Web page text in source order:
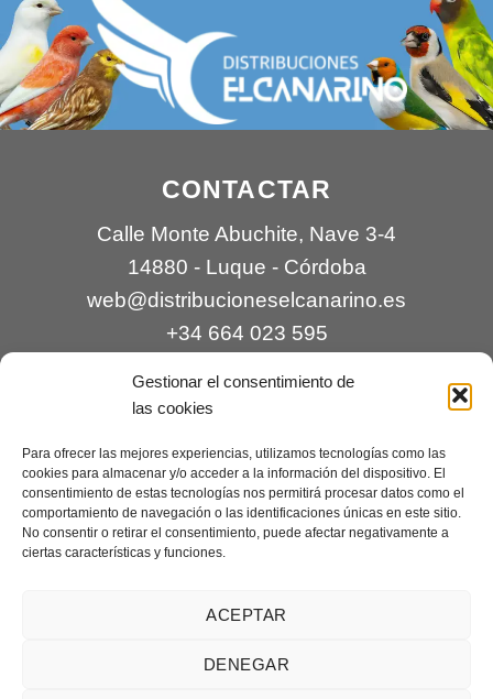
Gestionar el consentimiento de
las cookies
Para ofrecer las mejores experiencias, utilizamos tecnologías como las
cookies para almacenar y/o acceder a la información del dispositivo. El
consentimiento de estas tecnologías nos permitirá procesar datos como el
comportamiento de navegación o las identificaciones únicas en este sitio.
No consentir o retirar el consentimiento, puede afectar negativamente a
ciertas características y funciones.
ACEPTAR
DENEGAR
CONTACTAR
Calle Monte Abuchite, Nave 3-4
14880 - Luque - Córdoba
web@distribucioneselcanarino.es
+34 664 023 595
Contacto|Incidencias|Devoluciones |
Condiciones generales
Mantenimiento web a cargo deCreaciones Digitales – mantenimiento web